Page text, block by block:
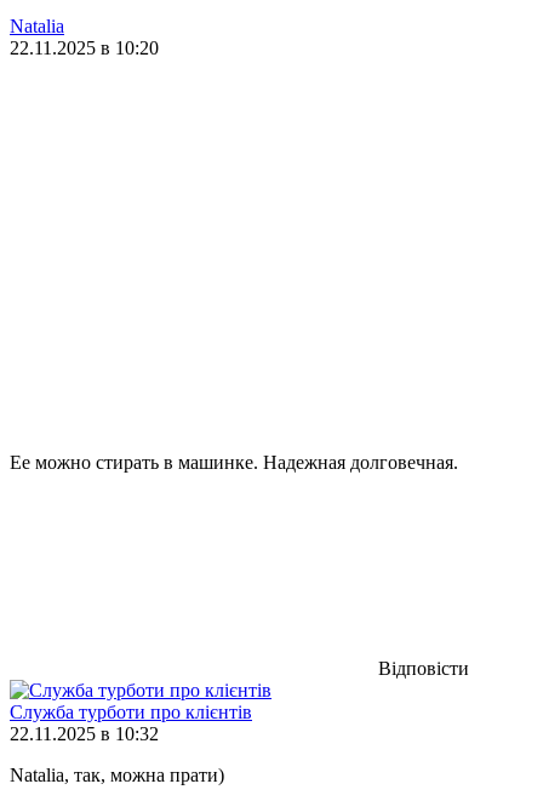
Natalia
22.11.2025 в 10:20
Ее можно стирать в машинке. Надежная долговечная.
Відповісти
Служба турботи про клієнтів
22.11.2025 в 10:32
Natalia, так, можна прати)